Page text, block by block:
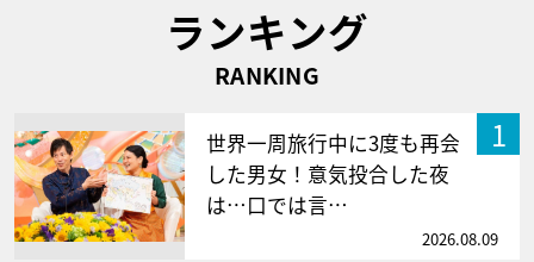
ランキング
RANKING
1
世界一周旅行中に3度も再会
した男女！意気投合した夜
は…口では言…
2026.08.09